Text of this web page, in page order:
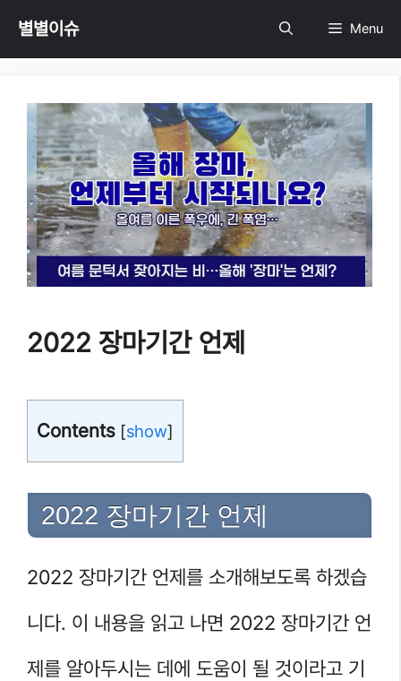
Skip
content
별별이슈 Menu
2022 장마기간 언제
Contents [show]
2022 장마기간 언제
2022 장마기간 언제를 소개해보도록 하겠습
니다. 이 내용을 읽고 나면 2022 장마기간 언
제를 알아두시는 데에 도움이 될 것이라고 기